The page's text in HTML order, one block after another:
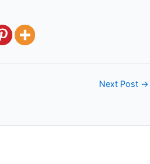
Next Post →